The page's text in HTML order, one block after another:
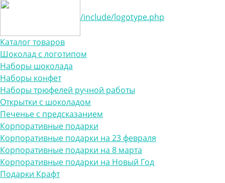
/include/logotype.php
Каталог товаров
Шоколад с логотипом
Наборы шоколада
Наборы конфет
Наборы трюфелей ручной работы
Открытки с шоколадом
Печенье с предсказанием
Корпоративные подарки
Корпоративные подарки на 23 февраля
Корпоративные подарки на 8 марта
Корпоративные подарки на Новый Год
Подарки Крафт